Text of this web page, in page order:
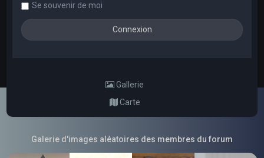
Se souvenir de moi
Gallerie
Carte
Galerie d'images aléatoires des membres du forum